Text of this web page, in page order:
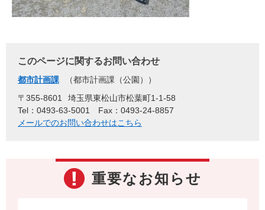
このページに関するお問い合わせ
都市計画課
都市計画課（公園）
〒355-8601
埼玉県東松山市松葉町1-1-58
Tel：0493-63-5001
Fax：0493-24-8857
メールでのお問い合わせはこちら
重要なお知らせ